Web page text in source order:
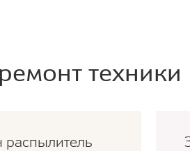
техники
распылитель